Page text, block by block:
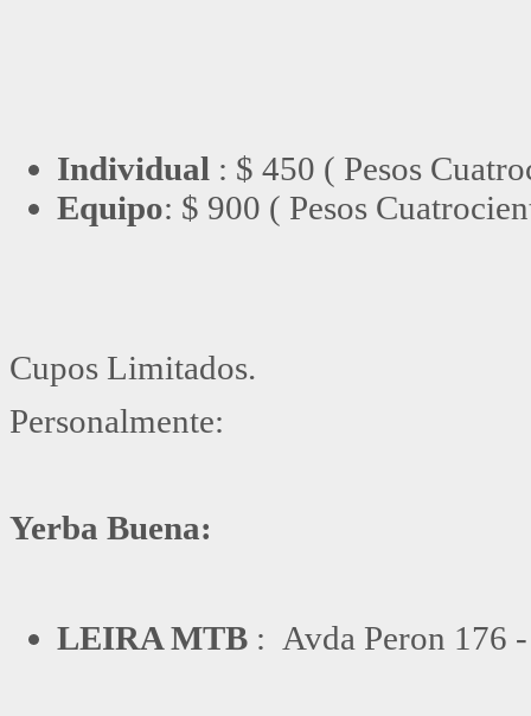
Individual : $ 450 ( Pesos
Equipo: $ 900 ( Pesos
Cupos Limitados.
Personalmente:
Yerba Buena:
LEIRA MTB : Avda Peron 176